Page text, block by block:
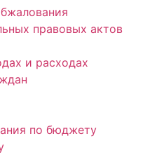
правовых актов
и расходах
по бюджету